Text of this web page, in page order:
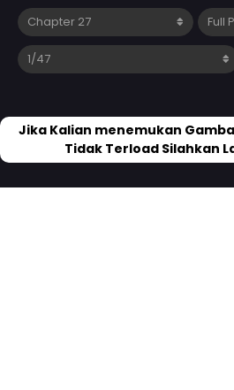
Jika Kalian menemukan
Tidak Terload Silahkan